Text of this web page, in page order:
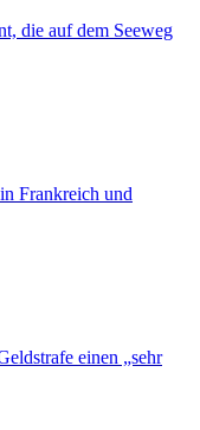
die auf dem Seeweg
Frankreich und
einen „sehr